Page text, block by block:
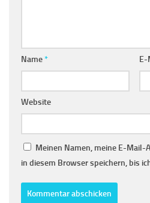
Name* E-
Website
Meinen Namen, meine E-Mail-
in diesem Browser speichern, bis